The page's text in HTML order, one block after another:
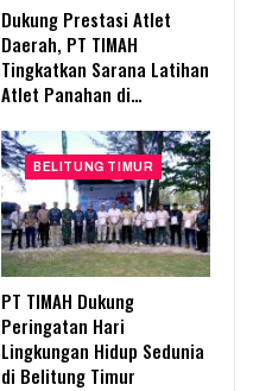
Dukung Prestasi Atlet
Daerah, PT TIMAH
Tingkatkan Sarana Latihan
Atlet Panahan di…
BELITUNG TIMUR
PT TIMAH Dukung
Peringatan Hari
Lingkungan Hidup Sedunia
di Belitung Timur